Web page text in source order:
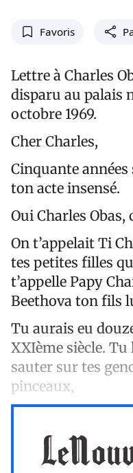
Favoris
Lettre à Charles
disparu au palais
octobre 1969.
Cher Charles,
Cinquante années
ton acte insensé.
Oui Charles
On t’appelait Ti
tes petites filles
t’appelle Papy
Beethova ton fils
Tu aurais eu
XXIème siècle.
sauter sur tes
pinceaux,